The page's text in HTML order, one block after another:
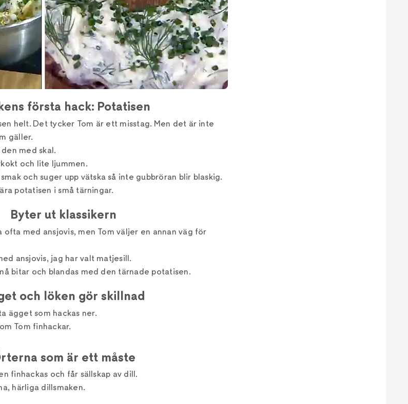
första hack: Potatisen
helt. Det tycker Tom är ett misstag. Men det är inte
gäller.
med skal.
och lite ljummen.
och suger upp vätska så inte gubbröran blir blaskig.
potatisen i små tärningar.
Byter ut klassikern
med ansjovis, men Tom väljer en annan väg för
ansjovis, jag har valt matjesill.
bitar och blandas med den tärnade potatisen.
och löken gör skillnad
ägget som hackas ner.
Tom finhackar.
som är ett måste
finhackas och får sällskap av dill.
härliga dillsmaken.